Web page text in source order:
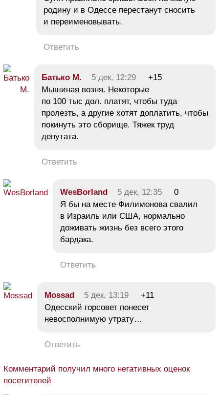
родину и в Одессе перестанут сносить
и переименовывать.
Ответить
Батько М. 5 дек, 12:29
+15
Мышиная возня. Некоторые
по 100 тыс дол. платят, чтобы туда
пролезть, а другие хотят доплатить, чтобы
покинуть это сборище. Тяжек труд
депутата.
Ответить
WesBorland 5 дек, 12:35
0
Я бы на месте Филимонова свалил
в Израиль или США, нормально
доживать жизнь без всего этого
бардака.
Ответить
Mossad 5 дек, 13:19
+11
Одесский горсовет понесет
невосполнимую утрату…
Ответить
Комментарий получил много негативных оценок
посетителей